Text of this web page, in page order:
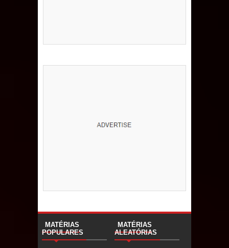
MATÉRIAS
POPULARES
MATÉRIAS
ALEATÓRIAS